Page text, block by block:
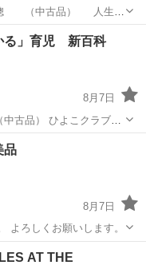
（中古品） 人生の
に来てくれる方、よろし
、神経質の方はご遠慮
ブンスター
る」育児 新百科
8月7日
古品） ひよこクラブ特
の方はご遠慮下さい。 ※
教育
品
8月7日
よろしくお願いします。
レイ